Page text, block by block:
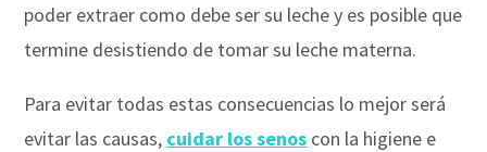
poder extraer como debe ser su leche y es posible que
termine desistiendo de tomar su leche materna.
Para evitar todas estas consecuencias lo mejor será
evitar las causas, cuidar los senos con la higiene e